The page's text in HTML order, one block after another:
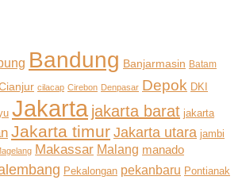
Bandung Banjarmasin Batam
cilacap Cirebon Denpasar Depok DKI
Jakarta jakarta barat jakarta
Jakarta timur Jakarta utara jambi
Makassar Malang manado
Pekalongan pekanbaru Pontianak